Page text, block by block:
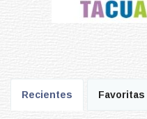
Recientes Favoritas